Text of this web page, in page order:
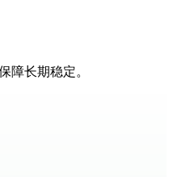
障长期稳定。